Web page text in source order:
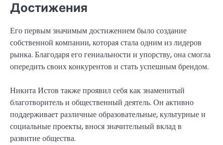
Достижения
Его первым значимым достижением было создание
собственной компании, которая стала одним из лидеров
рынка. Благодаря его гениальности и упорству, она смогла
опередить своих конкурентов и стать успешным брендом.
Никита Истов также проявил себя как знаменитый
благотворитель и общественный деятель. Он активно
поддерживает различные образовательные, культурные и
социальные проекты, внося значительный вклад в
развитие общества.